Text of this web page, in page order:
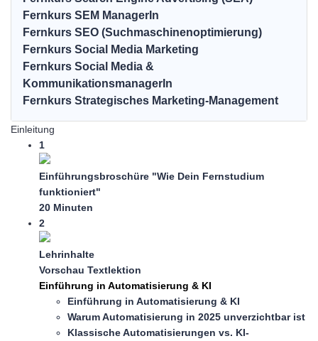
Fernkurs SEM ManagerIn
Fernkurs SEO (Suchmaschinenoptimierung)
Fernkurs Social Media Marketing
Fernkurs Social Media &
KommunikationsmanagerIn
Fernkurs Strategisches Marketing-Management
Einleitung
1
Einführungsbroschüre "Wie Dein Fernstudium
funktioniert"
20 Minuten
2
Lehrinhalte
Vorschau Textlektion
Einführung in Automatisierung & KI
Einführung in Automatisierung & KI
Warum Automatisierung in 2025 unverzichtbar ist
Klassische Automatisierungen vs. KI-